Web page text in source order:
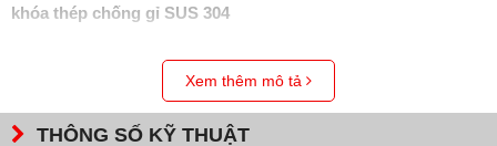
khóa thép chống gỉ SUS 304
Nhận diện khuôn mặt, vân tay bằng sinh trắc học FPC -
Thụy Điển
Xem thêm mô tả
THÔNG SỐ KỸ THUẬT